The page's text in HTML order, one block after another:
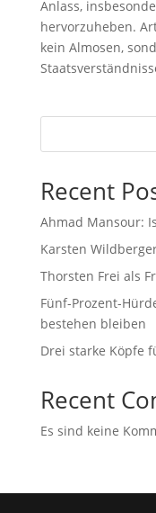
Anlass,
hervorzuheben.
kein Almosen,
Recent
Ahmad Mansour:
Karsten
Thorsten Frei als
Fünf-Prozent-
bestehen bleiben
Drei starke Köpfe
Recent
Es sind keine